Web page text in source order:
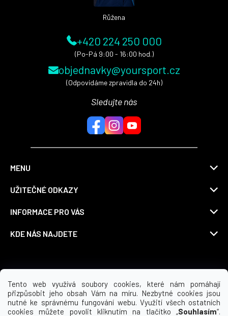
Tento web využívá soubory cookies, které nám pomáhají
přizpůsobit jeho obsah Vám na míru. Nezbytné cookies jsou
nutné ke správnému fungování webu. Využití všech ostatních
cookies můžete povolit kliknutím na tlačítko „Souhlasím“.
Růžena
+420 224 250 000
(Po-Pá 9:00 - 16:00 hod.)
objednavky@yoursport.cz
(Odpovídáme zpravidla do 24h)
Sledujte nás
MENU
UŽITEČNÉ ODKAZY
INFORMACE PRO VÁS
KDE NÁS NAJDETE
Možnosti dopravy